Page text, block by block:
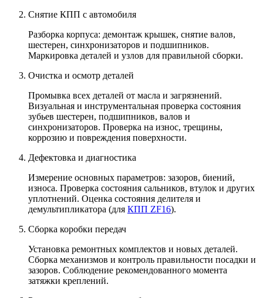
Снятие КПП с автомобиля
Разборка корпуса: демонтаж крышек, снятие валов,
шестерен, синхронизаторов и подшипников.
Маркировка деталей и узлов для правильной сборки.
Очистка и осмотр деталей
Промывка всех деталей от масла и загрязнений.
Визуальная и инструментальная проверка состояния
зубьев шестерен, подшипников, валов и
синхронизаторов. Проверка на износ, трещины,
коррозию и повреждения поверхности.
Дефектовка и диагностика
Измерение основных параметров: зазоров, биений,
износа. Проверка состояния сальников, втулок и других
уплотнений. Оценка состояния делителя и
демультипликатора (для КПП ZF16).
Сборка коробки передач
Установка ремонтных комплектов и новых деталей.
Сборка механизмов и контроль правильности посадки и
зазоров. Соблюдение рекомендованного момента
затяжки креплений.